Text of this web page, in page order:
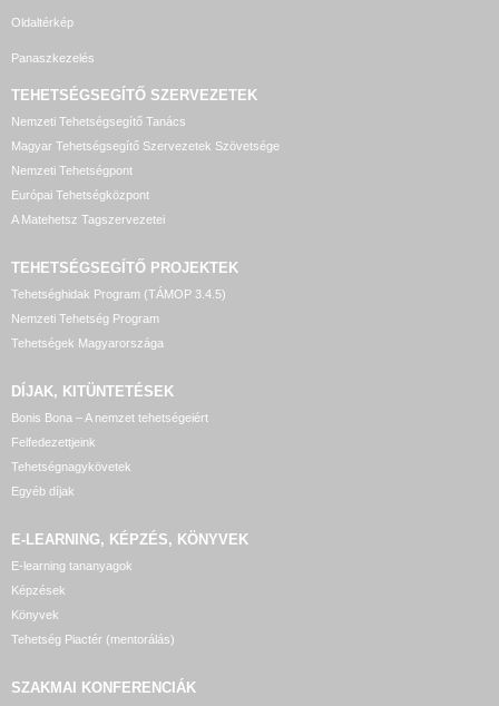
Oldaltérkép
Panaszkezelés
TEHETSÉGSEGÍTŐ SZERVEZETEK
Nemzeti Tehetségsegítő Tanács
Magyar Tehetségsegítő Szervezetek Szövetsége
Nemzeti Tehetségpont
Európai Tehetségközpont
A Matehetsz Tagszervezetei
TEHETSÉGSEGÍTŐ PROJEKTEK
Tehetséghidak Program (TÁMOP 3.4.5)
Nemzeti Tehetség Program
Tehetségek Magyarországa
DÍJAK, KITÜNTETÉSEK
Bonis Bona – A nemzet tehetségeiért
Felfedezettjeink
Tehetségnagykövetek
Egyéb díjak
E-LEARNING, KÉPZÉS, KÖNYVEK
E-learning tananyagok
Képzések
Könyvek
Tehetség Piactér (mentorálás)
SZAKMAI KONFERENCIÁK